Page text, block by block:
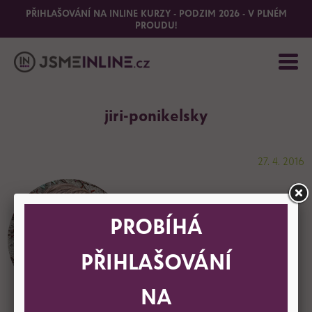
PŘIHLAŠOVÁNÍ NA INLINE KURZY - PODZIM 2026 - V PLNÉM
PROUDU!
jiri-ponikelsky
27. 4. 2016
PROBÍHÁ
PŘIHLAŠOVÁNÍ
NA